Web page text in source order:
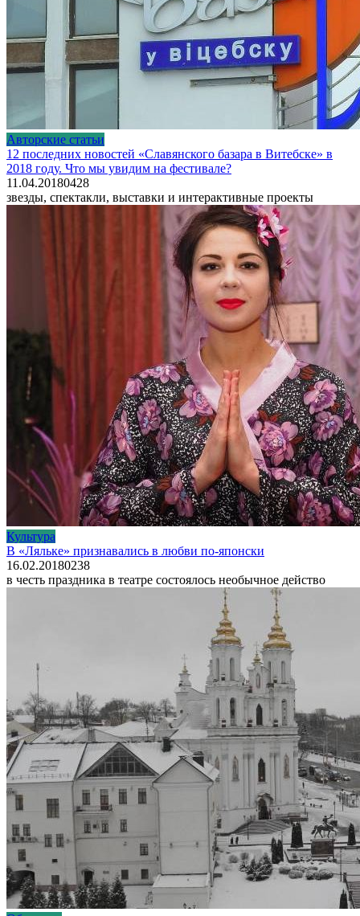
Авторские статьи
12 последних новостей «Славянского базара в Витебске» в
2018 году. Что мы увидим на фестивале?
11.04.20180428
звезды, спектакли, выставки и интерактивные проекты
Культура
В «Ляльке» признавались в любви по-японски
16.02.20180238
в честь праздника в театре состоялось необычное действо